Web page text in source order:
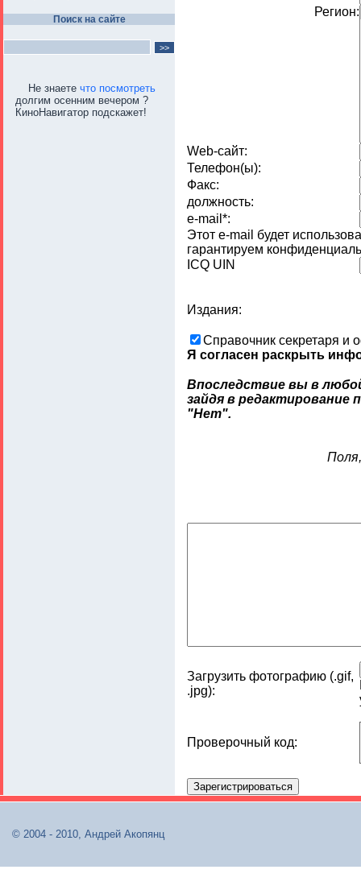
Поиск на сайте
Не знаете что посмотреть
долгим осенним вечером ?
КиноНавигатор подскажет!
Регион:
Web-сайт:
Телефон(ы):
Факс:
должность:
e-mail*:
Этот e-mail будет
гарантируем
ICQ UIN
Издания:
Справочник секретаря и
Я согласен раскрыть
Впоследствие вы в
зайдя в редактирование
"Нет".
Загрузить фотографию (.gif,
.jpg):
Проверочный код:
© 2004 - 2010, Андрей Акопянц